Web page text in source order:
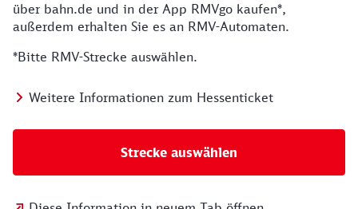
über bahn.de und in der App RMVgo kaufen*,
außerdem erhalten Sie es an RMV-Automaten.
*Bitte RMV-Strecke auswählen.
Weitere Informationen zum Hessenticket
Strecke auswählen